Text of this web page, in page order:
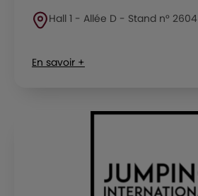
Hall 1 - Allée D - Stand n° 2604
En savoir +